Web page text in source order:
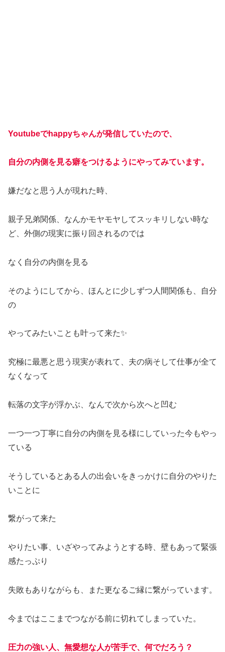
Youtubeでhappyちゃんが発信していたので、
自分の内側を見る癖をつけるようにやってみています。
嫌だなと思う人が現れた時、
親子兄弟関係、なんかモヤモヤしてスッキリしない時な
ど、外側の現実に振り回されるのでは
なく自分の内側を見る
そのようにしてから、ほんとに少しずつ人間関係も、自分
の
やってみたいことも叶って来た✨
究極に最悪と思う現実が表れて、夫の病そして仕事が全て
なくなって
転落の文字が浮かぶ、なんで次から次へと凹む
一つ一つ丁寧に自分の内側を見る様にしていった今もやっ
ている
そうしているとある人の出会いをきっかけに自分のやりた
いことに
繋がって来た
やりたい事、いざやってみようとする時、壁もあって緊張
感たっぷり
失敗もありながらも、また更なるご縁に繋がっています。
今まではここまでつながる前に切れてしまっていた。
圧力の強い人、無愛想な人が苦手で、何でだろう？